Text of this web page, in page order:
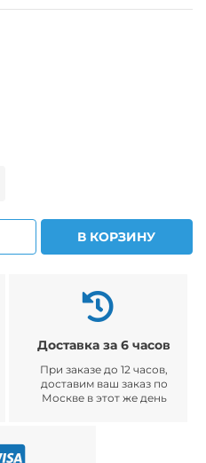
В КОРЗИНУ
Доставка за 6 часов
При заказе до 12 часов,
доставим ваш заказ по
Москве в этот же день